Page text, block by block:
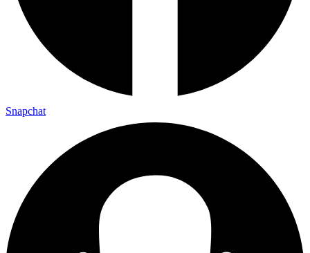
Snapchat